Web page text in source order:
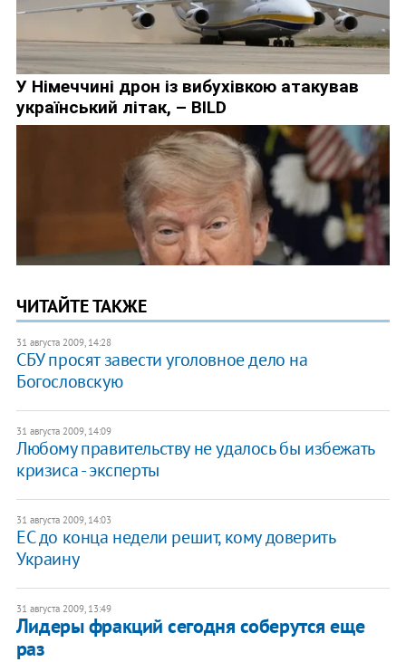
ЧИТАЙТЕ ТАКЖЕ
31 августа 2009, 14:28
СБУ просят завести уголовное дело на
Богословскую
31 августа 2009, 14:09
Любому правительству не удалось бы избежать
кризиса - эксперты
31 августа 2009, 14:03
ЕС до конца недели решит, кому доверить
Украину
31 августа 2009, 13:49
Лидеры фракций сегодня соберутся еще
раз